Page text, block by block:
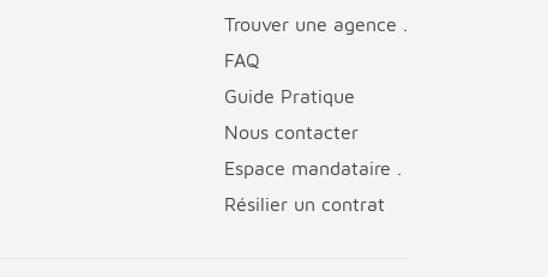
Trouver une agence .
FAQ
Guide Pratique
Nous contacter
Espace mandataire .
Résilier un contrat